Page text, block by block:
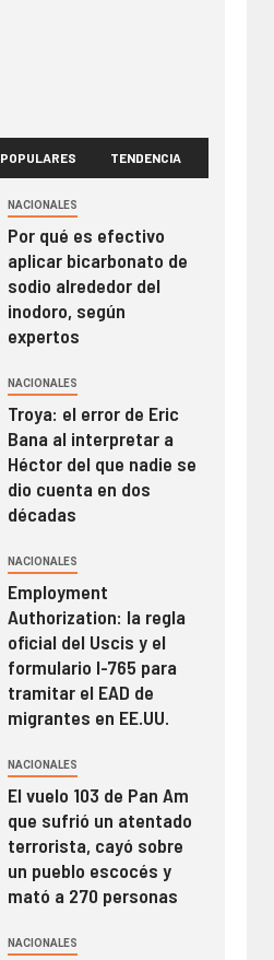
POPULARES TENDENCIA
NACIONALES
Por qué es efectivo
aplicar bicarbonato de
sodio alrededor del
inodoro, según
expertos
NACIONALES
Troya: el error de Eric
Bana al interpretar a
Héctor del que nadie se
dio cuenta en dos
décadas
NACIONALES
Employment
Authorization: la regla
oficial del Uscis y el
formulario I-765 para
tramitar el EAD de
migrantes en EE.UU.
NACIONALES
El vuelo 103 de Pan Am
que sufrió un atentado
terrorista, cayó sobre
un pueblo escocés y
mató a 270 personas
NACIONALES